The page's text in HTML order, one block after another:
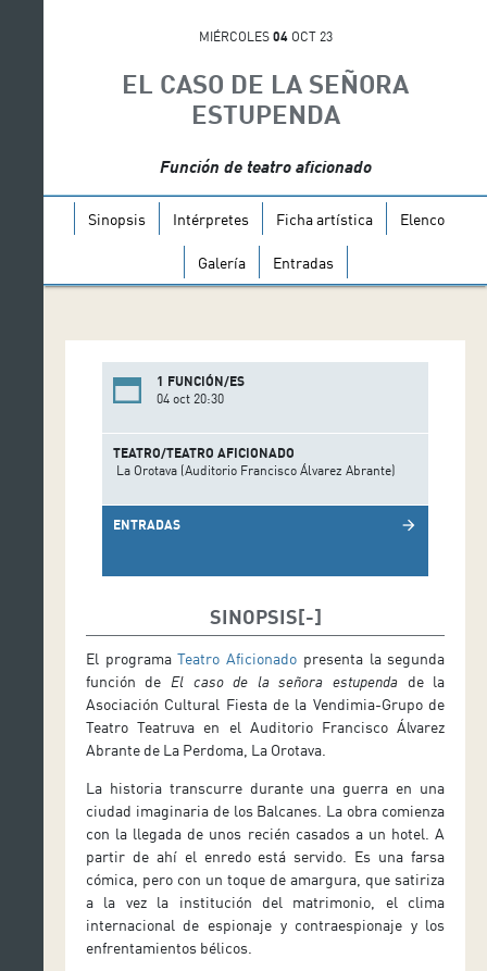
MIÉRCOLES 04OCT 23
EL CASO DE LA SEÑORA
ESTUPENDA
Función de teatro aficionado
Sinopsis Intérpretes Ficha artística Elenco
Galería Entradas
1 FUNCIÓN/ES
04 oct 20:30
TEATRO/TEATRO AFICIONADO
La Orotava (Auditorio Francisco Álvarez Abrante)
ENTRADAS arrow_forward
SINOPSIS
El programaTeatro Aficionado presenta la segunda
función de El caso de la señora estupenda de la
Asociación Cultural Fiesta de la Vendimia-Grupo de
Teatro Teatruva en el Auditorio Francisco Álvarez
Abrante de La Perdoma, La Orotava.
La historia transcurre durante una guerra en una
ciudad imaginaria de los Balcanes. La obra comienza
con la llegada de unos recién casados a un hotel. A
partir de ahí el enredo está servido. Es una farsa
cómica, pero con un toque de amargura, que satiriza
a la vez la institución del matrimonio, el clima
internacional de espionaje y contraespionaje y los
enfrentamientos bélicos.